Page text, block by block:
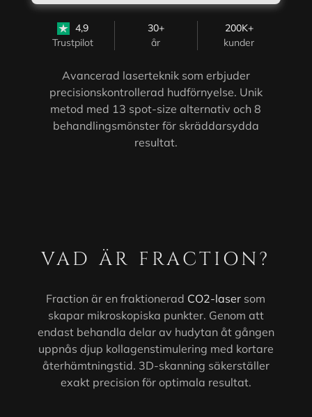
4,9
Trustpilot
30+
år
200K+
kunder
Avancerad laserteknik som erbjuder
precisionskontrollerad hudförnyelse. Unik
metod med 13 spot-size alternativ och 8
behandlingsmönster för skräddarsydda
resultat.
VAD ÄR FRACTION?
Fraction är en fraktionerad CO2-laser som
skapar mikroskopiska punkter. Genom att
endast behandla delar av hudytan åt gången
uppnås djup kollagenstimulering med kortare
återhämtningstid. 3D-skanning säkerställer
exakt precision för optimala resultat.